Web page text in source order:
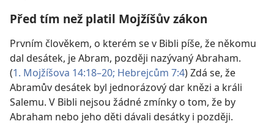
Před tím než platil Mojžíšův zákon
Prvním člověkem, o kterém se v Bibli píše, že někomu
dal desátek, je Abram, později nazývaný Abraham.
(1. Mojžíšova 14:18–20; Hebrejcům 7:4) Zdá se, že
Abramův desátek byl jednorázový dar knězi a králi
Salemu. V Bibli nejsou žádné zmínky o tom, že by
Abraham nebo jeho děti dávali desátky i později.